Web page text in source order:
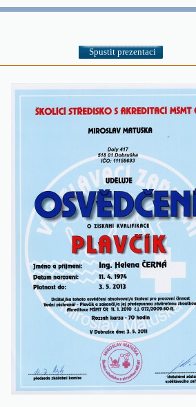
Spustit prezentaci